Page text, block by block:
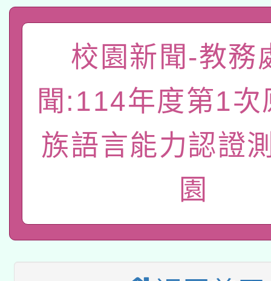
礎課程
A3數位素養講師名單
「數位內容與教學軟
pilot」
薪期間赴陸應申請許可
轉知經濟部水利署委託
業技術研究院辦理「
用水績優單位及節水達
115年8月22日(星期六
桃園市孔廟祈福系列
開 智慧啟航」
本校115學年度第2次
招甄選結果公告(無人
招)
適應運動共學行動站研
本館辦理115年度閱讀
校園新聞-教務
聞:114年度第1次
族語言能力認證
園